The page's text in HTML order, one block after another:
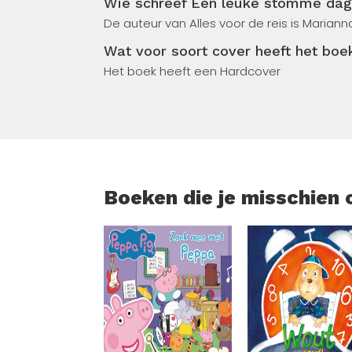
Pinguïn heeft ook een niet al te beste
veel droge humor (en een paar heel
prentenboekenmaker Marianna Coppo
De auteur van Alles voor de reis is
Wat voor soort cover heeft het
Het boek heeft een Hardcover
Boeken die je misschien